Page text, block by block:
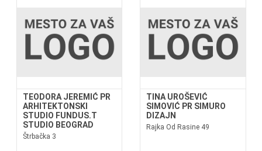
TEODORA JEREMIĆ PR
ARHITEKTONSKI
STUDIO FUNDUS.T
STUDIO BEOGRAD
Štrbačka 3
TINA UROŠEVIĆ
SIMOVIĆ PR SIMURO
DIZAJN
Rajka Od Rasine 49